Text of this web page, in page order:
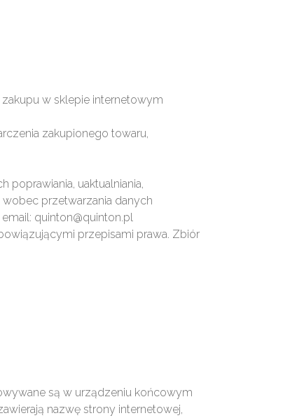
w sklepie internetowym
zakupionego towaru,
uaktualniania,
wobec przetwarzania danych
quinton@quinton.pl
przepisami prawa. Zbiór
są w urządzeniu końcowym
nazwę strony internetowej,